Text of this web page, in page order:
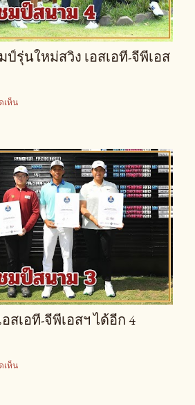
รุ่นใหม่สวิง เอสเอที-จีพีเอส
เห็น
สเอที-จีพีเอสฯ ได้อีก 4
เห็น